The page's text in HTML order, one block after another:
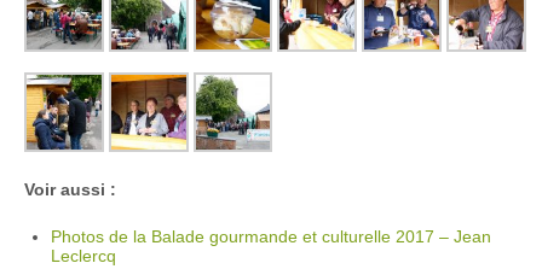
Voir aussi :
Photos de la Balade gourmande et culturelle 2017 – Jean
Leclercq